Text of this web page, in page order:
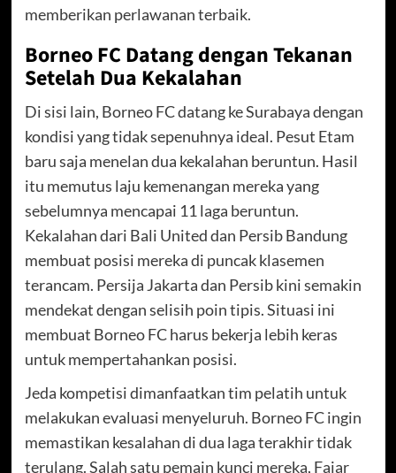
memberikan perlawanan terbaik.
Borneo FC Datang dengan Tekanan
Setelah Dua Kekalahan
Di sisi lain, Borneo FC datang ke Surabaya dengan
kondisi yang tidak sepenuhnya ideal. Pesut Etam
baru saja menelan dua kekalahan beruntun. Hasil
itu memutus laju kemenangan mereka yang
sebelumnya mencapai 11 laga beruntun.
Kekalahan dari Bali United dan Persib Bandung
membuat posisi mereka di puncak klasemen
terancam. Persija Jakarta dan Persib kini semakin
mendekat dengan selisih poin tipis. Situasi ini
membuat Borneo FC harus bekerja lebih keras
untuk mempertahankan posisi.
Jeda kompetisi dimanfaatkan tim pelatih untuk
melakukan evaluasi menyeluruh. Borneo FC ingin
memastikan kesalahan di dua laga terakhir tidak
terulang. Salah satu pemain kunci mereka, Fajar